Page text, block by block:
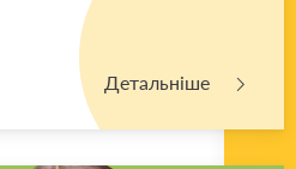
Детальніше